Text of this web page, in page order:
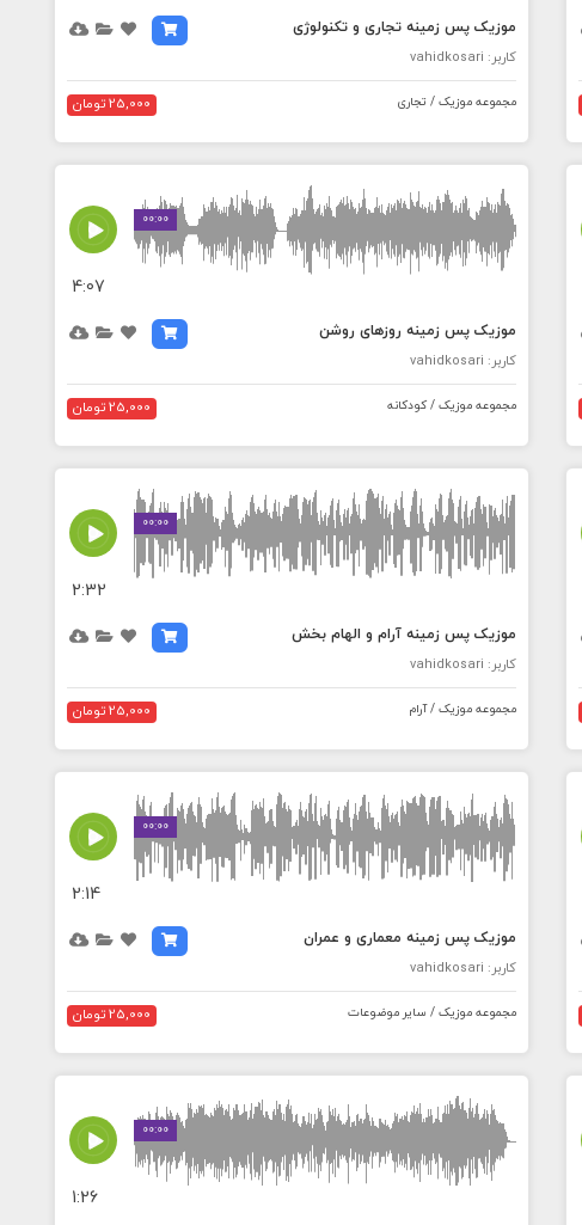
موزیک پس زمینه تجاری و تکنولوژی
کاربر: vahidkosari
مجموعه موزیک / تجاری 25,000 تومان
00:00
MEDIA_ELEMENT_ERROR: Empty src attribute
4:07
موزیک پس زمینه روزهای روشن
کاربر: vahidkosari
مجموعه موزیک / کودکانه 25,000 تومان
00:00
MEDIA_ELEMENT_ERROR: Empty src attribute
2:32
موزیک پس زمینه آرام و الهام بخش
کاربر: vahidkosari
مجموعه موزیک / آرام 25,000 تومان
00:00
MEDIA_ELEMENT_ERROR: Empty src attribute
2:14
موزیک پس زمینه معماری و عمران
کاربر: vahidkosari
مجموعه موزیک / سایر موضوعات 25,000 تومان
00:00
MEDIA_ELEMENT_ERROR: Empty src attribute
1:26